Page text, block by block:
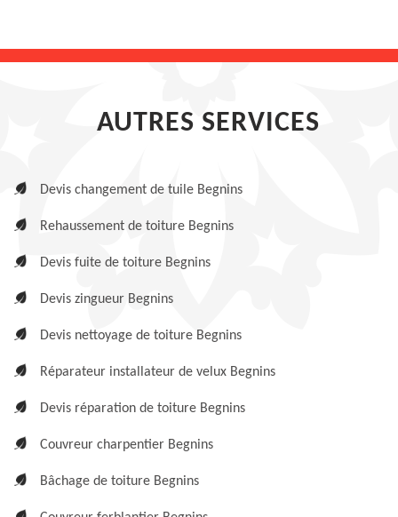
AUTRES SERVICES
Devis changement de tuile Begnins
Rehaussement de toiture Begnins
Devis fuite de toiture Begnins
Devis zingueur Begnins
Devis nettoyage de toiture Begnins
Réparateur installateur de velux Begnins
Devis réparation de toiture Begnins
Couvreur charpentier Begnins
Bâchage de toiture Begnins